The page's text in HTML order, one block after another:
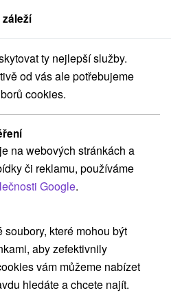
pobyty
v akci(148)
pobyty
termín
ty nejlepší služby.
od vás ale potřebujeme
cookies.
na webových stránkách a
či reklamu, používáme
Google.
které mohou být
aby zefektivnily
vám můžeme nabízet
hledáte a chcete najít.